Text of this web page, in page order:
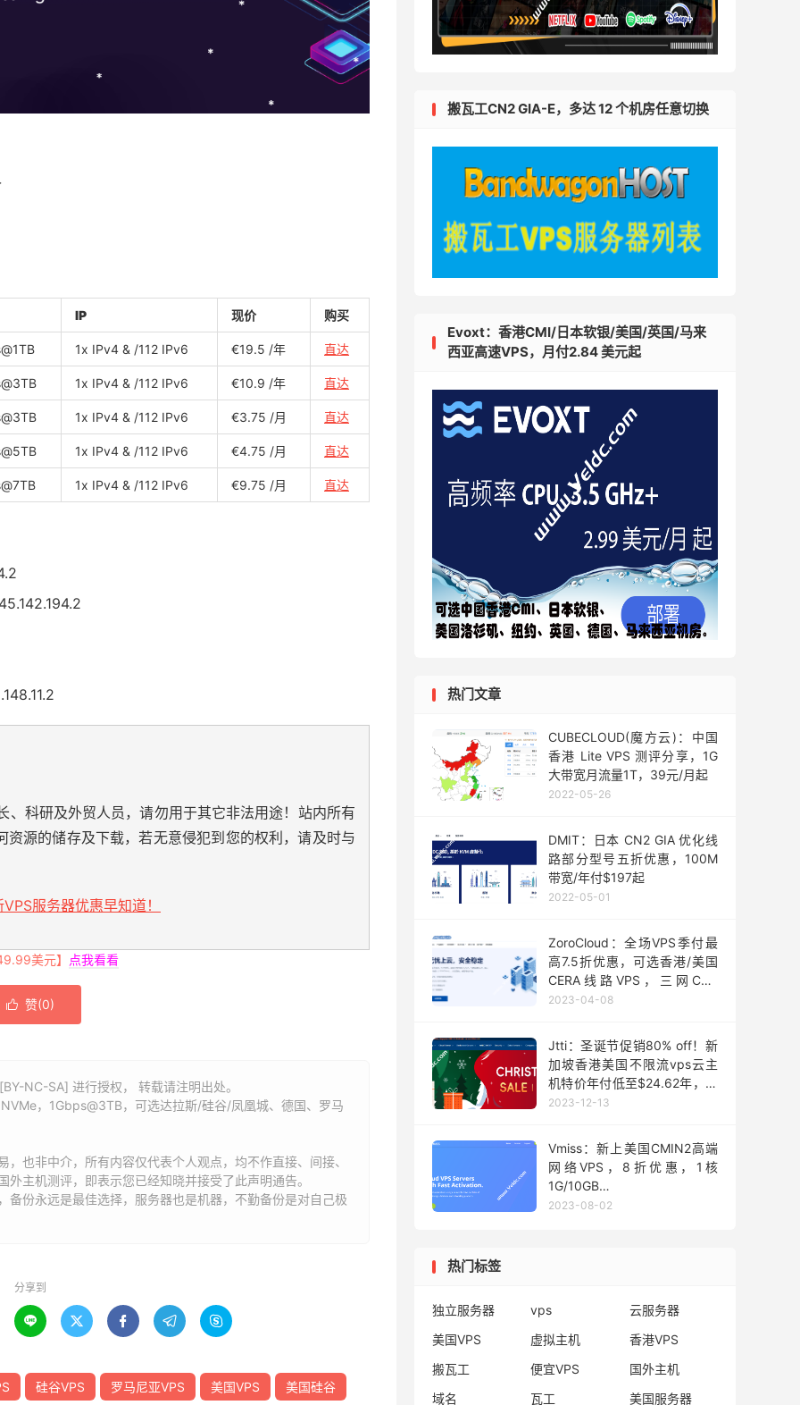
IP 现价 购买
1x IPv4 & /112 IPv6 €19.5 /年 直达
1x IPv4 & /112 IPv6 €10.9 /年 直达
1x IPv4 & /112 IPv6 €3.75 /月 直达
1x IPv4 & /112 IPv6 €4.75 /月 直达
1x IPv4 & /112 IPv6 €9.75 /月 直达
、科研及外贸人员，请勿用于其它非法用途！站内所有
源的储存及下载，若无意侵犯到您的权利，请及时与
服务器优惠早知道！
美元】 点我看看
 赞(0)
NC-SA] 进行授权， 转载请注明出处。
，1Gbps@3TB，可选达拉斯/硅谷/凤凰城、德国、罗马
也非中介，所有内容仅代表个人观点，均不作直接、间接、
主机测评，即表示您已经知晓并接受了此声明通告。
份永远是最佳选择，服务器也是机器，不勤备份是对自己极
分享到
    
硅谷VPS 罗马尼亚VPS 美国VPS 美国硅谷
搬瓦工CN2 GIA-E，多达 12 个机房任意切换
Evoxt：香港CMI/日本软银/美国/英国/马来
西亚高速VPS，月付2.84 美元起
热门文章
CUBECLOUD(魔方云)：中国
香港 Lite VPS 测评分享，1G
大带宽月流量1T，39元/月起
2022-05-26
DMIT：日本 CN2 GIA 优化线
路部分型号五折优惠，100M
带宽/年付$197起
2022-05-01
ZoroCloud：全场VPS季付最
高7.5折优惠，可选香港/美国
CERA线路VPS，三网CN2
GIA&CU2，解锁
2023-04-08
Jtti：圣诞节促销80% off！新
加坡香港美国不限流vps云主
机特价年付低至$24.62年，解
锁流媒体
2023-12-13
Vmiss：新上美国CMIN2高端
网络VPS，8折优惠，1核
1G/10GB
SSD/200Mbps@400GB，月
2023-08-02
热门标签
独立服务器 vps
云服务器
美国VPS
虚拟主机
香港VPS
搬瓦工
便宜VPS
国外主机
域名
瓦工
美国服务器